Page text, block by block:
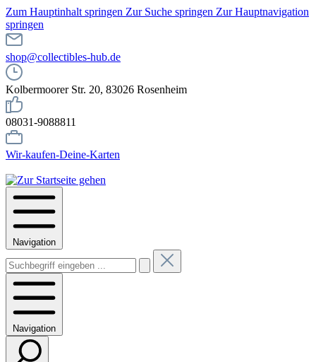
Zum Hauptinhalt springen Zur Suche springen Zur Hauptnavigation
springen
shop@collectibles-hub.de
Kolbermoorer Str. 20, 83026 Rosenheim
08031-9088811
Wir-kaufen-Deine-Karten
Navigation
Navigation